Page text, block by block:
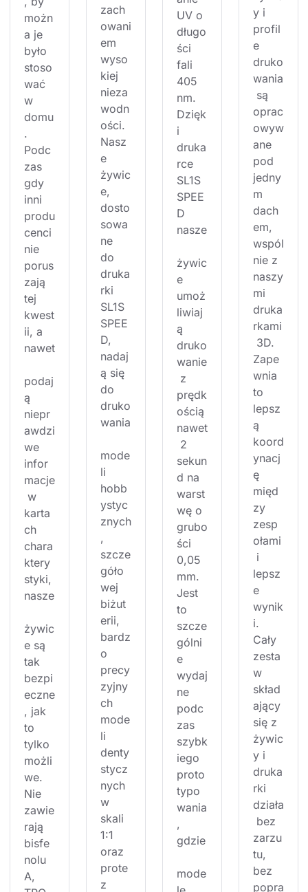
możn
a je
było
stoso
wać
w
domu
.
Podc
zas
gdy
inni
produ
cenci
nie
porus
zają
tej
kwest
ii, a
nawet
podaj
ą
niepr
awdzi
we
infor
macje
w
karta
ch
chara
ktery
styki,
nasze
żywic
e są
tak
bezpi
eczne
, jak
to
tylko
możli
we.
Nie
zawie
rają
bisfe
nolu
A,
zach
owani
em
wyso
kiej
nieza
wodn
ości.
Nasz
e
żywic
e,
dosto
sowa
ne
do
druka
rki
SL1S
SPEE
D,
nadaj
ą się
do
druko
wania
mode
li
hobb
ystyc
znych
,
szcze
góło
wej
biżut
erii,
bardz
o
precy
zyjny
ch
mode
li
denty
stycz
nych
w
skali
1:1
oraz
prote
z
UV o
długo
ści
fali
405
nm.
Dzięk
i
druka
rce
SL1S
SPEE
D
nasze
żywic
e
umoż
liwiaj
ą
druko
wanie
z
prędk
ością
nawet
2
sekun
d na
warst
wę o
grubo
ści
0,05
mm.
Jest
to
szcze
gólni
e
wydaj
ne
podc
zas
szybk
iego
proto
typo
wania
,
gdzie
mode
y i
profil
e
druko
wania
są
oprac
owyw
ane
pod
jedny
m
dach
em,
wspól
nie z
naszy
mi
druka
rkami
3D.
Zape
wnia
to
lepsz
ą
koord
ynacj
ę
międ
zy
zesp
ołami
i
lepsz
e
wynik
i.
Cały
zesta
w
skład
ający
się z
żywic
y i
druka
rki
działa
bez
zarzu
tu,
bez
popra